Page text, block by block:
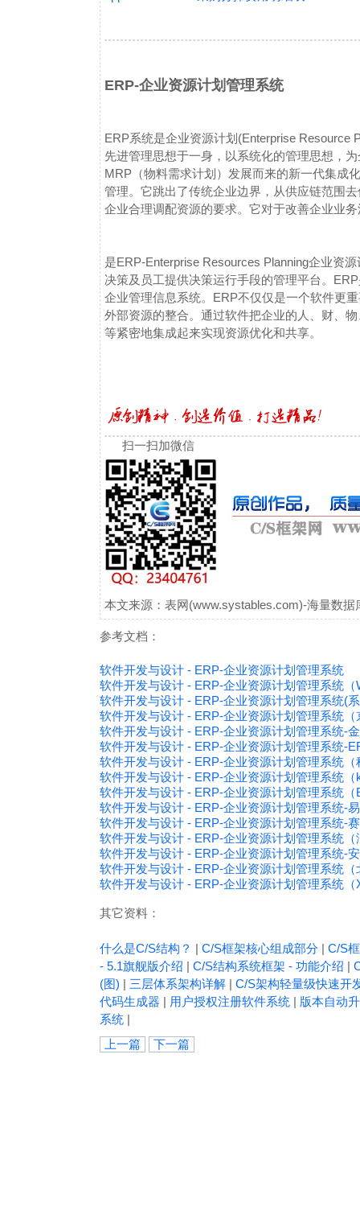
ERP-企业资源计划管理系统
ERP系统是企业资源计划(Enterprise Resource
先进管理思想于一身，以系统化的管理思想，
MRP（物料需求计划）发展而来的新一代集成
管理。它跳出了传统企业边界，从供应链范围
企业合理调配资源的要求。它对于改善企业业
是ERP-Enterprise Resources Planning企业资
决策及员工提供决策运行手段的管理平台。
企业管理信息系统。ERP不仅仅是一个软件更
外部资源的整合。通过软件把企业的人、财、
等紧密地集成起来实现资源优化和共享。
扫一扫加微信
本文来源：表网(www.systables.com)-海量数
参考文档：
软件开发与设计 - ERP-企业资源计划管理系统
软件开发与设计 - ERP-企业资源计划管理系统（
软件开发与设计 - ERP-企业资源计划管理系统(
软件开发与设计 - ERP-企业资源计划管理系统
软件开发与设计 - ERP-企业资源计划管理系统-
软件开发与设计 - ERP-企业资源计划管理系统-
软件开发与设计 - ERP-企业资源计划管理系统
软件开发与设计 - ERP-企业资源计划管理系统
软件开发与设计 - ERP-企业资源计划管理系统
软件开发与设计 - ERP-企业资源计划管理系统-
软件开发与设计 - ERP-企业资源计划管理系统-
软件开发与设计 - ERP-企业资源计划管理系统
软件开发与设计 - ERP-企业资源计划管理系统-
软件开发与设计 - ERP-企业资源计划管理系统
软件开发与设计 - ERP-企业资源计划管理系统
其它资料：
什么是C/S结构？ | C/S框架核心组成部分 | C/S
- 5.1旗舰版介绍 | C/S结构系统框架 - 功能介绍 |
(图) | 三层体系架构详解 | C/S架构轻量级快速开
代码生成器 | 用户授权注册软件系统 | 版本自动
系统 |
上一篇
下一篇